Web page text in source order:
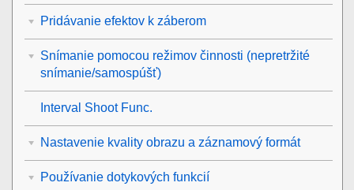
Pridávanie efektov k záberom
Snímanie pomocou režimov činnosti (nepretržité
snímanie/samospúšť)
Interval Shoot Func.
Nastavenie kvality obrazu a záznamový formát
Používanie dotykových funkcií